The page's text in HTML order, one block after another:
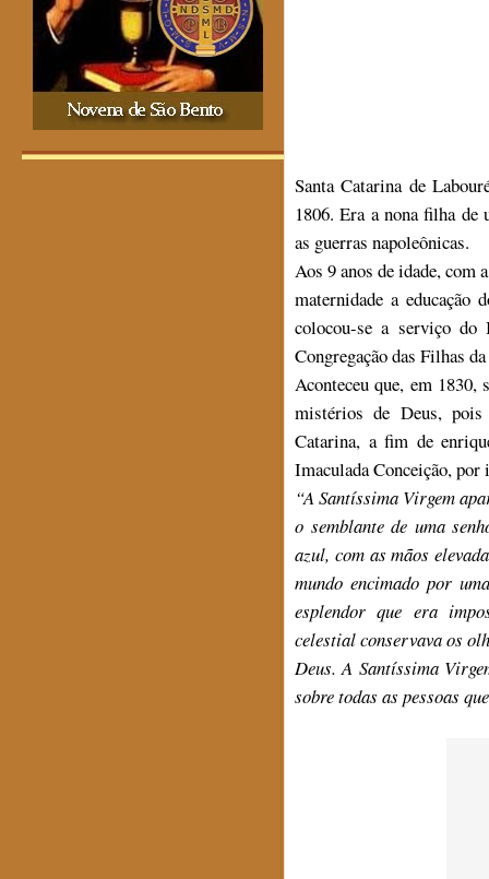
Santa Catarina de
1806. Era a nona filha
as guerras napoleônicas.
Aos 9 anos de idade, com
maternidade a educação
colocou-se a serviço do
Congregação das Filhas
Aconteceu que, em
mistérios de Deus,
Catarina, a fim de
Imaculada Conceição, por
“A Santíssima Virgem
o semblante de uma
azul, com as mãos
mundo encimado por
esplendor que era
celestial conservava os
Deus. A Santíssima
sobre todas as pessoas